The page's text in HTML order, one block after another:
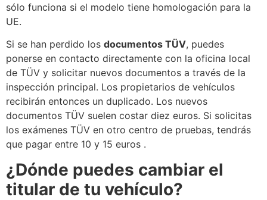
sólo funciona si el modelo tiene homologación para la
UE.
Si se han perdido los documentos TÜV, puedes
ponerse en contacto directamente con la oficina local
de TÜV y solicitar nuevos documentos a través de la
inspección principal. Los propietarios de vehículos
recibirán entonces un duplicado. Los nuevos
documentos TÜV suelen costar diez euros. Si solicitas
los exámenes TÜV en otro centro de pruebas, tendrás
que pagar entre 10 y 15 euros .
¿Dónde puedes cambiar el
titular de tu vehículo?